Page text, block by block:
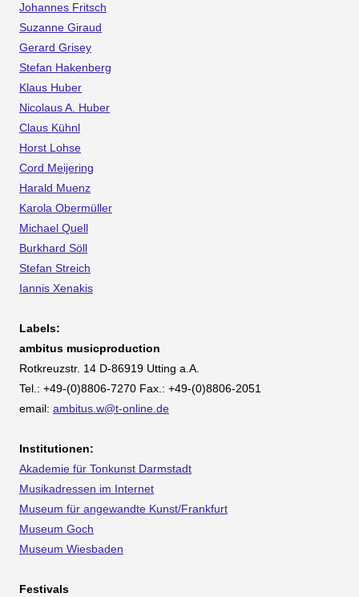
Johannes Fritsch
Suzanne Giraud
Gerard Grisey
Stefan Hakenberg
Klaus Huber
Nicolaus A. Huber
Claus Kühnl
Horst Lohse
Cord Meijering
Harald Muenz
Karola Obermüller
Michael Quell
Burkhard Söll
Stefan Streich
Iannis Xenakis
Labels:
ambitus musicproduction
Rotkreuzstr. 14 D-86919 Utting a.A.
Tel.: +49-(0)8806-7270 Fax.: +49-(0)8806-2051
email: ambitus.w@t-online.de
Institutionen:
Akademie für Tonkunst Darmstadt
Musikadressen im Internet
Museum für angewandte Kunst/Frankfurt
Museum Goch
Museum Wiesbaden
Festivals